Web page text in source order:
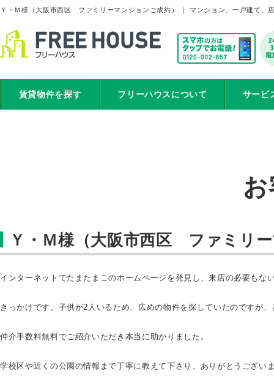
Ｙ・Ｍ様（大阪市西区 ファミリーマンションご成約） ｜ マンション、一戸建て、
賃貸物件を探す フリーハウスについて サービ
Ｙ・Ｍ様（大阪市西区 ファミリ
インターネットでたまたまこのホームページを発見し、来店の必要もな
きっかけです。子供が2人いるため、広めの物件を探していたのですが
仲介手数料無料でご紹介いただき本当に助かりました。
学校区や近くの公園の情報まで丁寧に教えて下さり、ありがとうござい